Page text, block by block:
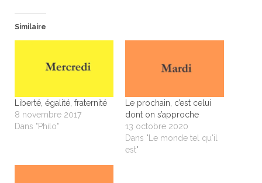
Similaire
Liberté, égalité, fraternité
8 novembre 2017
Dans "Philo"
Le prochain, c’est celui
dont on s’approche
13 octobre 2020
Dans "Le monde tel qu'il
est"